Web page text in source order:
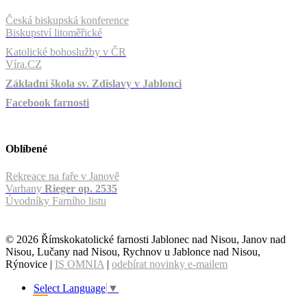
Česká biskupská konference
Biskupství litoměřické
Katolické bohoslužby v ČR
Víra.CZ
Základní škola sv. Zdislavy v Jablonci
Facebook farnosti
Oblíbené
Rekreace na faře v Janově
Varhany Rieger op. 2535
Úvodníky Farního listu
© 2026 Římskokatolické farnosti Jablonec nad Nisou, Janov nad
Nisou, Lučany nad Nisou, Rychnov u Jablonce nad Nisou,
Rýnovice | IS OMNIA | odebírat novinky e-mailem
Select Language ▼